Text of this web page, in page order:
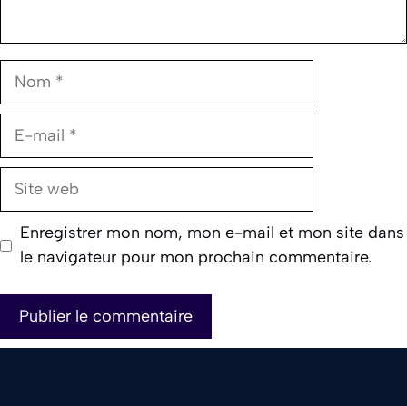
Nom
E-
Site
Enregistrer mon nom, mon e-mail et mon site dans
le navigateur pour mon prochain commentaire.